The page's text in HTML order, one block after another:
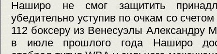
Наширо не смог защитить
убедительно уступив по очкам со
112 боксеру из Венесуэлы Александру
в июле прошлого года Наширо